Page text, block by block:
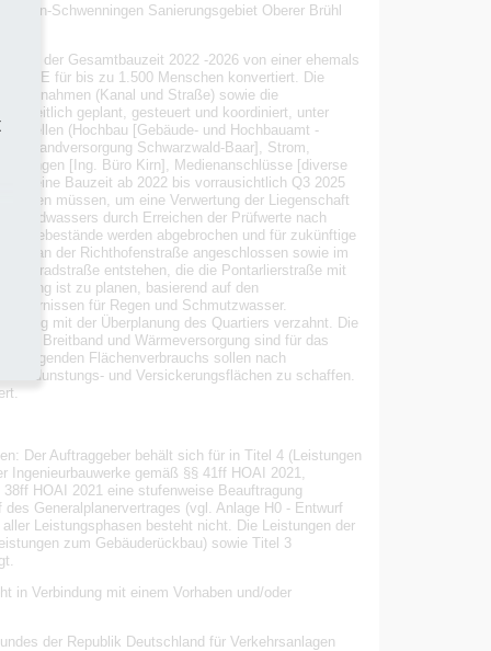
Schwenningen Sanierungsgebiet Oberer Brühl
der Gesamtbauzeit 2022 -2026 von einer ehemals
WE für bis zu 1.500 Menschen konvertiert. Die
(Kanal und Straße) sowie die
geplant, gesteuert und koordiniert, unter
(Hochbau [Gebäude- und Hochbauamt -
Schwarzwald-Baar], Strom,
[Ing. Büro Kirn], Medienanschlüsse [diverse
ist eine Bauzeit ab 2022 bis vorrausichtlich Q3 2025
müssen, um eine Verwertung der Liegenschaft
durch Erreichen der Prüfwerte nach
werden abgebrochen und für zukünftige
an der Richthofenstraße angeschlossen sowie im
Fahrradstraße entstehen, die die Pontarlierstraße mit
ist zu planen, basierend auf den
für Regen und Schmutzwasser.
eng mit der Überplanung des Quartiers verzahnt. Die
Breitband und Wärmeversorgung sind für das
steigenden Flächenverbrauchs sollen nach
Verdunstungs- und Versickerungsflächen zu schaffen.
Der Auftraggeber behält sich für in Titel 4 (Leistungen
Ingenieurbauwerke gemäß §§ 41ff HOAI 2021,
HOAI 2021 eine stufenweise Beauftragung
Generalplanervertrages (vgl. Anlage H0 - Entwurf
Leistungsphasen besteht nicht. Die Leistungen der
zum Gebäuderückbau) sowie Titel 3
in Verbindung mit einem Vorhaben und/oder
der Republik Deutschland für Verkehrsanlagen